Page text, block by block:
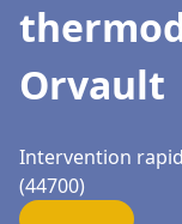
Orvault
Intervention
(44700)